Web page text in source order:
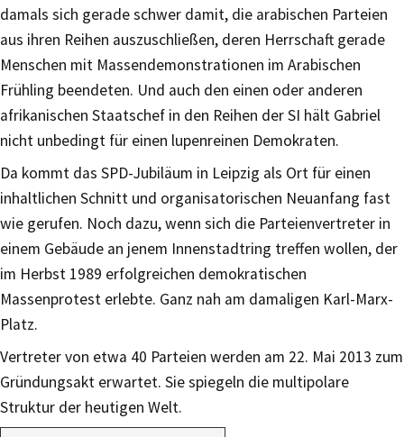
damals sich gerade schwer damit, die arabischen Parteien
aus ihren Reihen auszuschließen, deren Herrschaft gerade
Menschen mit Massendemonstrationen im Arabischen
Frühling beendeten. Und auch den einen oder anderen
afrikanischen Staatschef in den Reihen der SI hält Gabriel
nicht unbedingt für einen lupenreinen Demokraten.
Da kommt das SPD-Jubiläum in Leipzig als Ort für einen
inhaltlichen Schnitt und organisatorischen Neuanfang fast
wie gerufen. Noch dazu, wenn sich die Parteienvertreter in
einem Gebäude an jenem Innenstadtring treffen wollen, der
im Herbst 1989 erfolgreichen demokratischen
Massenprotest erlebte. Ganz nah am damaligen Karl-Marx-
Platz.
Vertreter von etwa 40 Parteien werden am 22. Mai 2013 zum
Gründungsakt erwartet. Sie spiegeln die multipolare
Struktur der heutigen Welt.